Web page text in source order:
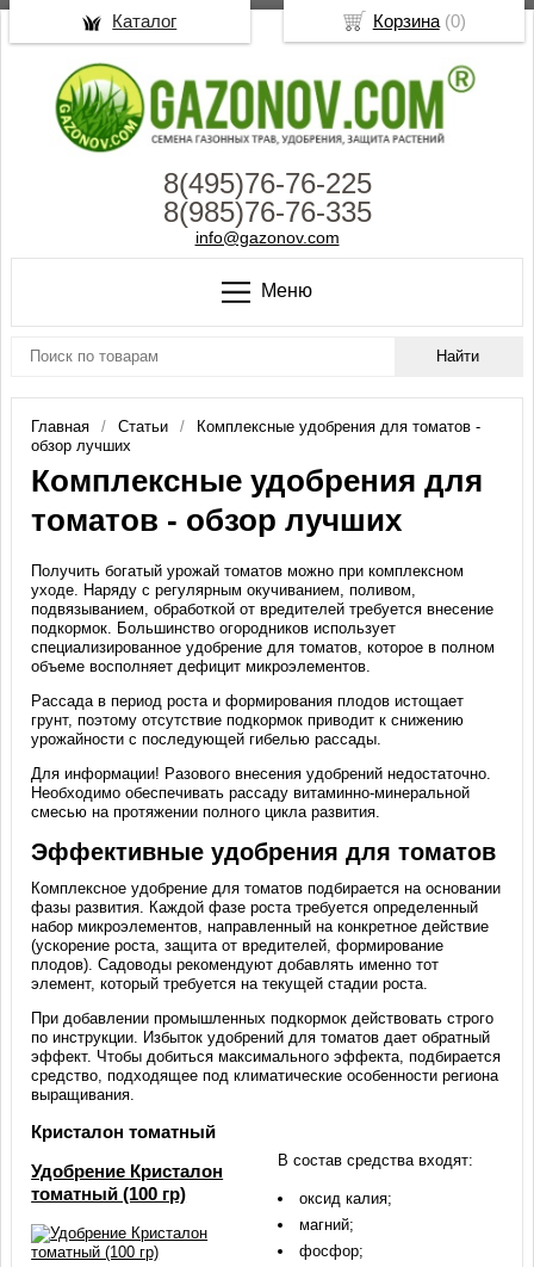
8(495)76-76-225
8(985)76-76-335
info@gazonov.com
Меню
Главная Статьи
Комплексные удобрения для томатов -
обзор лучших
Комплексные удобрения для
томатов - обзор лучших
Получить богатый урожай томатов можно при комплексном
уходе. Наряду с регулярным окучиванием, поливом,
подвязыванием, обработкой от вредителей требуется внесение
подкормок. Большинство огородников использует
специализированное удобрение для томатов, которое в полном
объеме восполняет дефицит микроэлементов.
Рассада в период роста и формирования плодов истощает
грунт, поэтому отсутствие подкормок приводит к снижению
урожайности с последующей гибелью рассады.
Для информации! Разового внесения удобрений недостаточно.
Необходимо обеспечивать рассаду витаминно-минеральной
смесью на протяжении полного цикла развития.
Эффективные удобрения для томатов
Комплексное удобрение для томатов подбирается на основании
фазы развития. Каждой фазе роста требуется определенный
набор микроэлементов, направленный на конкретное действие
(ускорение роста, защита от вредителей, формирование
плодов). Садоводы рекомендуют добавлять именно тот
элемент, который требуется на текущей стадии роста.
При добавлении промышленных подкормок действовать строго
по инструкции. Избыток удобрений для томатов дает обратный
эффект. Чтобы добиться максимального эффекта, подбирается
средство, подходящее под климатические особенности региона
выращивания.
Кристалон томатный
Удобрение Кристалон
томатный (100 гр)
В состав средства входят:
оксид калия;
магний;
фосфор;
Корзина(0)
Каталог